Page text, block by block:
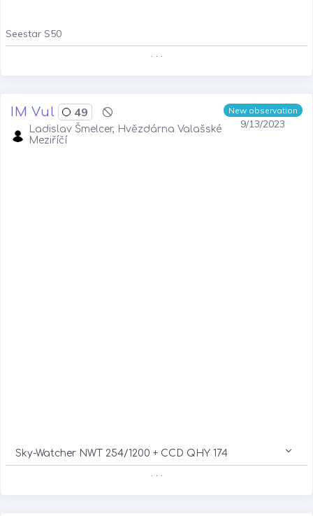
Seestar S50
. . .
New observation
9/13/2023
IM Vul 49
Ladislav Šmelcer, Hvězdárna Valašské
Meziříčí
Sky-Watcher NWT 254/1200 + CCD QHY 174
. . .